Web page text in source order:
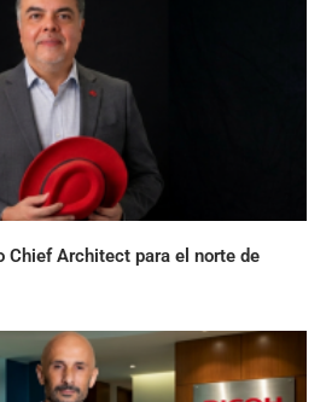
Chief Architect para el norte de